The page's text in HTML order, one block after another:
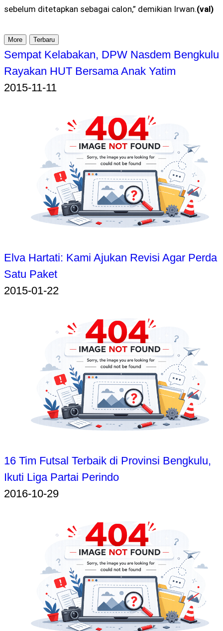
sebelum ditetapkan sebagai calon,” demikian Irwan.(val)
More Terbaru
Sempat Kelabakan, DPW Nasdem Bengkulu
Rayakan HUT Bersama Anak Yatim
2015-11-11
Elva Hartati: Kami Ajukan Revisi Agar Perda
Satu Paket
2015-01-22
16 Tim Futsal Terbaik di Provinsi Bengkulu,
Ikuti Liga Partai Perindo
2016-10-29